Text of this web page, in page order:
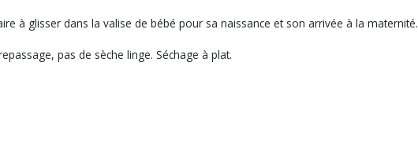
à glisser dans la valise de bébé pour sa naissance et son arrivée à la maternité.
pas de sèche linge. Séchage à plat.